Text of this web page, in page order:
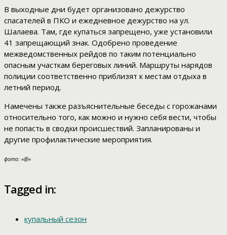
В выходные дни будет организовано дежурство
спасателей в ПКО и ежедневное дежурство на ул.
Шалаева. Там, где купаться запрещено, уже установили
41 запрещающий знак. Одобрено проведение
межведомственных рейдов по таким потенциально
опасным участкам береговых линий. Маршруты нарядов
полиции соответственно приблизят к местам отдыха в
летний период.
Намечены также разъяснительные беседы с горожанами
относительно того, как можно и нужно себя вести, чтобы
не попасть в сводки происшествий. Запланированы и
другие профилактические мероприятия.
фото: «@»
Tagged in:
купальный сезон